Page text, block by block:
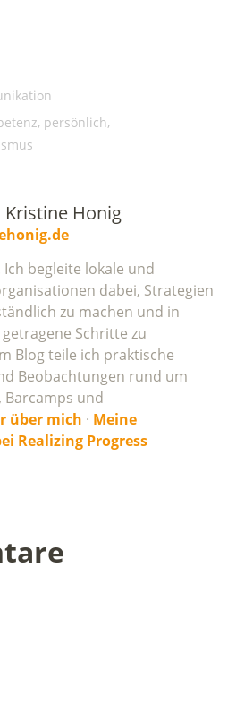
, persönlich,
Kristine Honig
begleite lokale und
dabei, Strategien
zu machen und in
Schritte zu
Blog teile ich praktische
Beobachtungen rund um
Barcamps und
über mich · Meine
Realizing Progress